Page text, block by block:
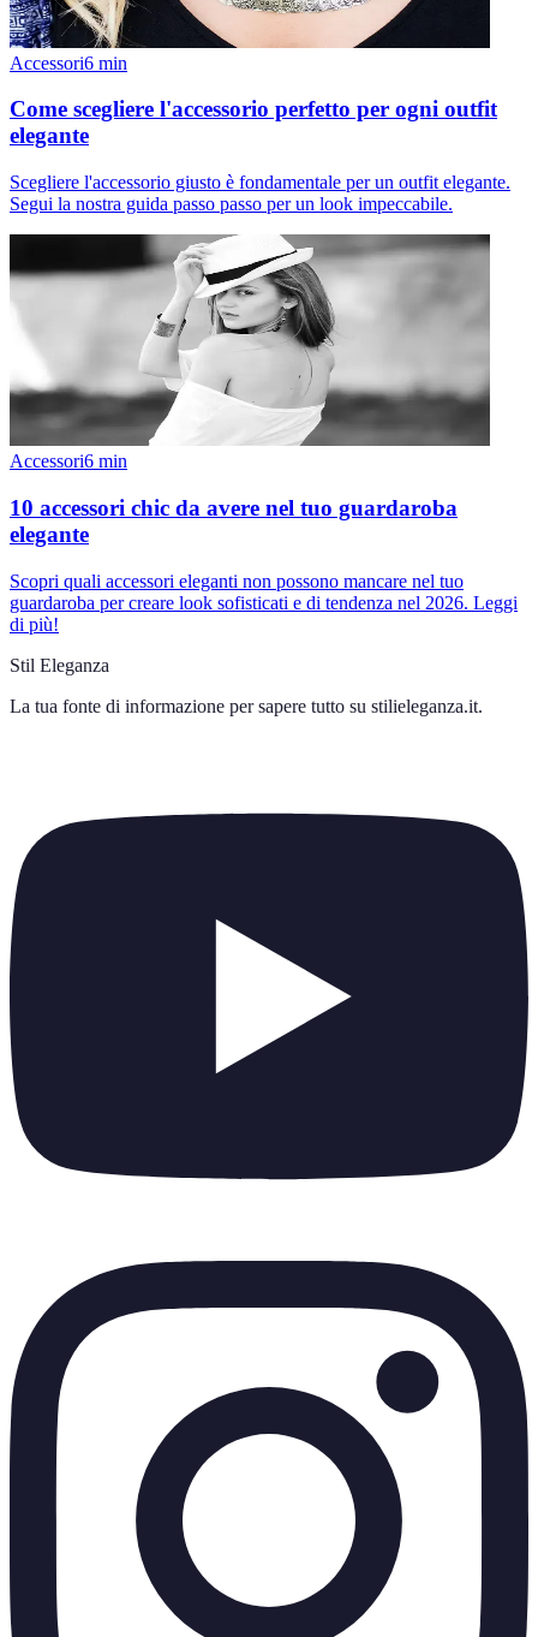
Accessori6 min
Come scegliere l'accessorio perfetto per ogni outfit
elegante
Scegliere l'accessorio giusto è fondamentale per un outfit elegante.
Segui la nostra guida passo passo per un look impeccabile.
Accessori6 min
10 accessori chic da avere nel tuo guardaroba
elegante
Scopri quali accessori eleganti non possono mancare nel tuo
guardaroba per creare look sofisticati e di tendenza nel 2026. Leggi
di più!
Stil Eleganza
La tua fonte di informazione per sapere tutto su stilieleganza.it.